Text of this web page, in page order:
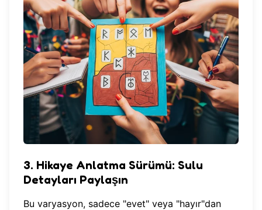
3. Hikaye Anlatma Sürümü: Sulu
Detayları Paylaşın
Bu varyasyon, sadece "evet" veya "hayır"dan